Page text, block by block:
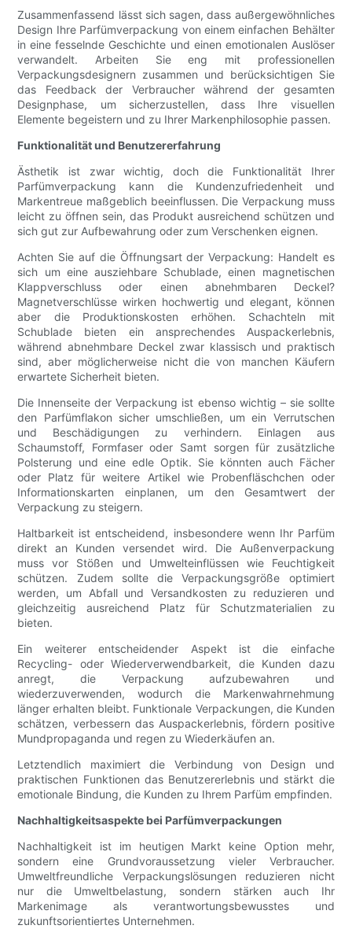
Zusammenfassend lässt sich sagen, dass außergewöhnliches
Design Ihre Parfümverpackung von einem einfachen Behälter
in eine fesselnde Geschichte und einen emotionalen Auslöser
verwandelt. Arbeiten Sie eng mit professionellen
Verpackungsdesignern zusammen und berücksichtigen Sie
das Feedback der Verbraucher während der gesamten
Designphase, um sicherzustellen, dass Ihre visuellen
Elemente begeistern und zu Ihrer Markenphilosophie passen.
Funktionalität und Benutzererfahrung
Ästhetik ist zwar wichtig, doch die Funktionalität Ihrer
Parfümverpackung kann die Kundenzufriedenheit und
Markentreue maßgeblich beeinflussen. Die Verpackung muss
leicht zu öffnen sein, das Produkt ausreichend schützen und
sich gut zur Aufbewahrung oder zum Verschenken eignen.
Achten Sie auf die Öffnungsart der Verpackung: Handelt es
sich um eine ausziehbare Schublade, einen magnetischen
Klappverschluss oder einen abnehmbaren Deckel?
Magnetverschlüsse wirken hochwertig und elegant, können
aber die Produktionskosten erhöhen. Schachteln mit
Schublade bieten ein ansprechendes Auspackerlebnis,
während abnehmbare Deckel zwar klassisch und praktisch
sind, aber möglicherweise nicht die von manchen Käufern
erwartete Sicherheit bieten.
Die Innenseite der Verpackung ist ebenso wichtig – sie sollte
den Parfümflakon sicher umschließen, um ein Verrutschen
und Beschädigungen zu verhindern. Einlagen aus
Schaumstoff, Formfaser oder Samt sorgen für zusätzliche
Polsterung und eine edle Optik. Sie könnten auch Fächer
oder Platz für weitere Artikel wie Probenfläschchen oder
Informationskarten einplanen, um den Gesamtwert der
Verpackung zu steigern.
Haltbarkeit ist entscheidend, insbesondere wenn Ihr Parfüm
direkt an Kunden versendet wird. Die Außenverpackung
muss vor Stößen und Umwelteinflüssen wie Feuchtigkeit
schützen. Zudem sollte die Verpackungsgröße optimiert
werden, um Abfall und Versandkosten zu reduzieren und
gleichzeitig ausreichend Platz für Schutzmaterialien zu
bieten.
Ein weiterer entscheidender Aspekt ist die einfache
Recycling- oder Wiederverwendbarkeit, die Kunden dazu
anregt, die Verpackung aufzubewahren und
wiederzuverwenden, wodurch die Markenwahrnehmung
länger erhalten bleibt. Funktionale Verpackungen, die Kunden
schätzen, verbessern das Auspackerlebnis, fördern positive
Mundpropaganda und regen zu Wiederkäufen an.
Letztendlich maximiert die Verbindung von Design und
praktischen Funktionen das Benutzererlebnis und stärkt die
emotionale Bindung, die Kunden zu Ihrem Parfüm empfinden.
Nachhaltigkeitsaspekte bei Parfümverpackungen
Nachhaltigkeit ist im heutigen Markt keine Option mehr,
sondern eine Grundvoraussetzung vieler Verbraucher.
Umweltfreundliche Verpackungslösungen reduzieren nicht
nur die Umweltbelastung, sondern stärken auch Ihr
Markenimage als verantwortungsbewusstes und
zukunftsorientiertes Unternehmen.